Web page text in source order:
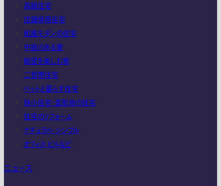
高級住宅
店舗併用住宅
和風モダンの住宅
中庭のある家
眺望を楽しむ家
二世帯住宅
ペットと暮らす住宅
狭小住宅・変形地の住宅
住宅のリフォーム
ナチュラル・シンプル
オフィス・ビルなど
ニュース